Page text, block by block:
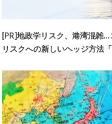
[PR]地政学リスク、港湾混雑
リスクへの新しいヘッジ方法